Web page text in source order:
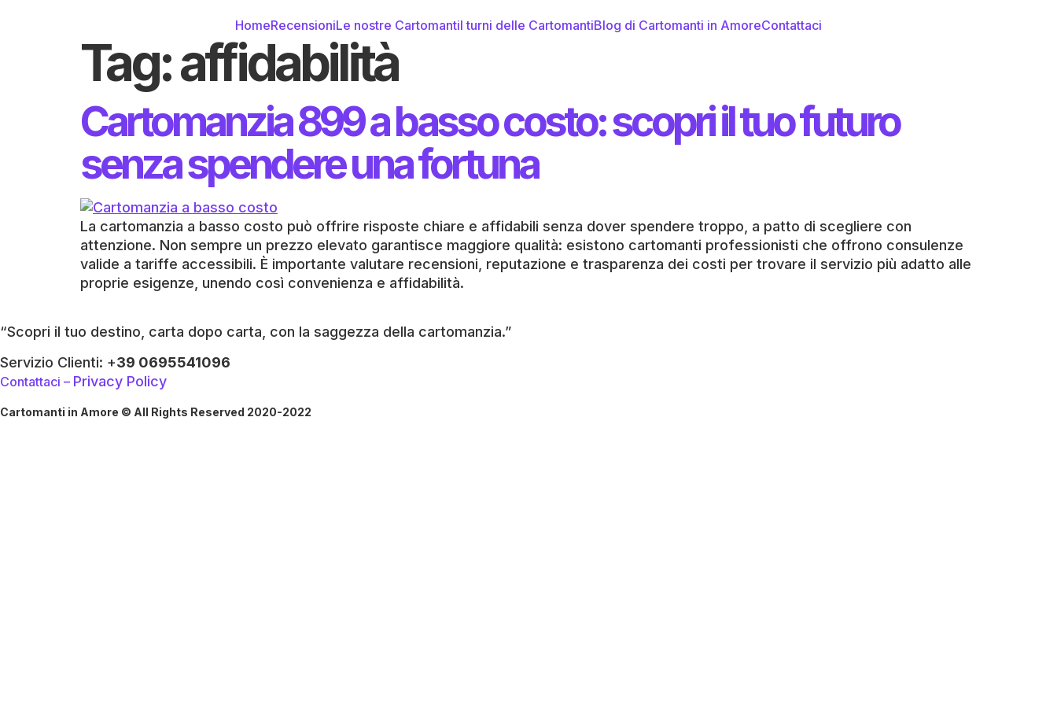
HomeRecensioniLe nostre CartomantiI turni delle CartomantiBlog di Cartomanti in AmoreContattaci
Tag:affidabilità
Cartomanzia 899 a basso costo: scopri il tuo futuro
senza spendere una fortuna
La cartomanzia a basso costo può offrire risposte chiare e affidabili senza dover spendere troppo, a patto di scegliere con
attenzione. Non sempre un prezzo elevato garantisce maggiore qualità: esistono cartomanti professionisti che offrono consulenze
valide a tariffe accessibili. È importante valutare recensioni, reputazione e trasparenza dei costi per trovare il servizio più adatto alle
proprie esigenze, unendo così convenienza e affidabilità.
“Scopri il tuo destino, carta dopo carta, con la saggezza della cartomanzia.”
Servizio Clienti: +39 0695541096
Contattaci – Privacy Policy
Cartomanti in Amore © All Rights Reserved 2020-2022